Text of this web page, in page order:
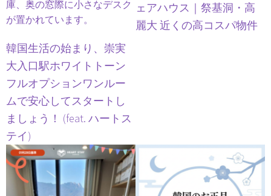
韓国生活の始まり、崇実
大入口駅ホワイトトーン
フルオプションワンルー
ムで安心してスタートし
ましょう！ (feat. ハートス
テイ)
ェアハウス｜祭基洞・高
麗大 近くの高コスパ物件